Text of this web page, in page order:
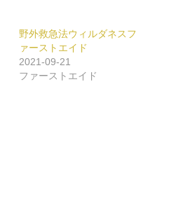
野外救急法ウィルダネスフ
ァーストエイド
2021-09-21
ファーストエイド